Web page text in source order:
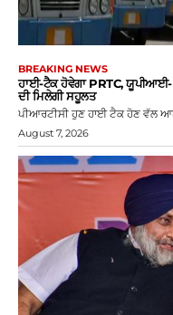
BREAKING NEWS
ਹਾਈ-ਟੈਕ ਹੋਵੇਗਾ PRTC, ਯੂਪੀਆਈ-
ਦੀ ਮਿਲੇਗੀ ਸਹੂਲਤ
ਪੀਆਰਟੀਸੀ ਹੁਣ ਹਾਈ ਟੈਕ ਹੋਣ ਵੱਲ
August 7, 2026